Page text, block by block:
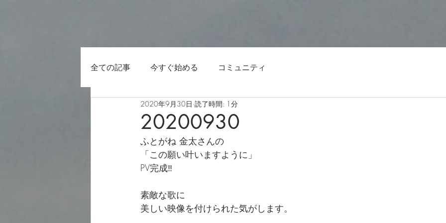
全ての記事 今すぐ始める コミュニティ
20200930
2020年9月30日 読了時間: 1分
ふとがね 金太さんの
「この願い叶いますように」
PV完成‼️
素敵な歌に
美しい映像を付けられた気がします。